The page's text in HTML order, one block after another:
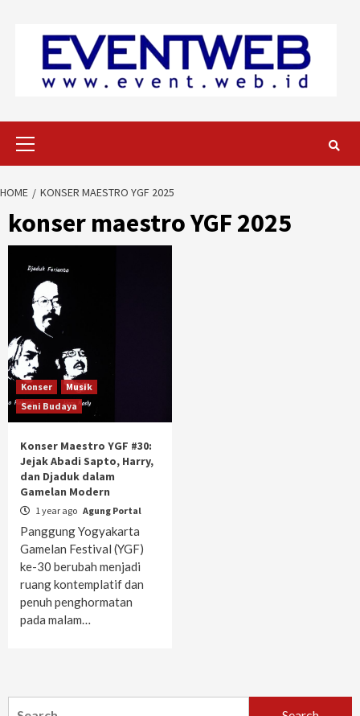
HOME KONSER MAESTRO YGF 2025
konser maestro YGF 2025
Konser
Musik
Seni Budaya
Konser Maestro YGF #30:
Jejak Abadi Sapto, Harry,
dan Djaduk dalam
Gamelan Modern
1 year ago Agung Portal
Panggung Yogyakarta
Gamelan Festival (YGF)
ke-30 berubah menjadi
ruang kontemplatif dan
penuh penghormatan
pada malam…